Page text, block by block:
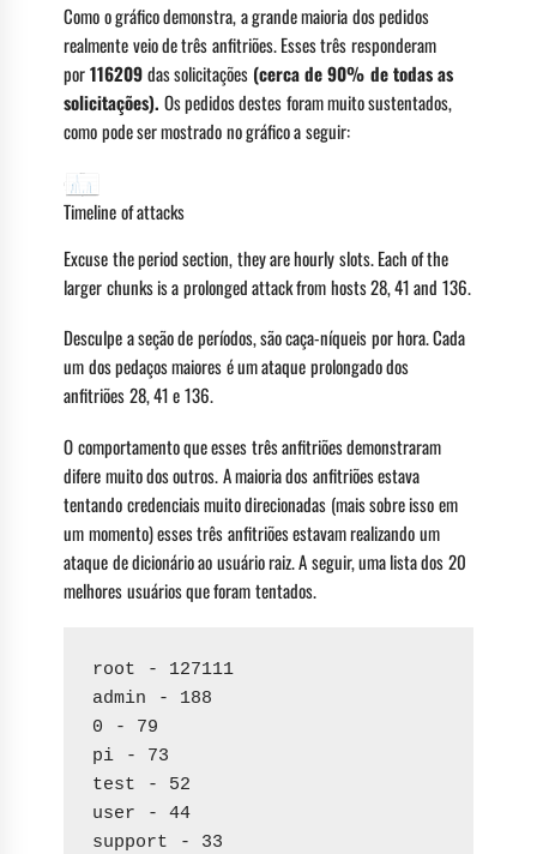
Como o gráfico demonstra, a grande maioria dos pedidos
realmente veio de três anfitriões. Esses três responderam
por116209das solicitações (cerca de 90% de todas as
solicitações). Os pedidos destes foram muito sustentados,
como pode ser mostrado no gráfico a seguir:
Timeline of attacks
Excuse the period section, they are hourly slots. Each of the
larger chunks is a prolonged attack from hosts 28, 41 and 136.
Desculpe a seção de períodos, são caça-níqueis por hora. Cada
um dos pedaços maiores é um ataque prolongado dos
anfitriões 28, 41 e 136.
O comportamento que esses três anfitriões demonstraram
difere muito dos outros. A maioria dos anfitriões estava
tentando credenciais muito direcionadas (mais sobre isso em
um momento) esses três anfitriões estavam realizando um
ataque de dicionário ao usuário raiz. A seguir, uma lista dos 20
melhores usuários que foram tentados.
root - 127111
admin - 188
0 - 79
pi - 73
test - 52
user - 44
support - 33